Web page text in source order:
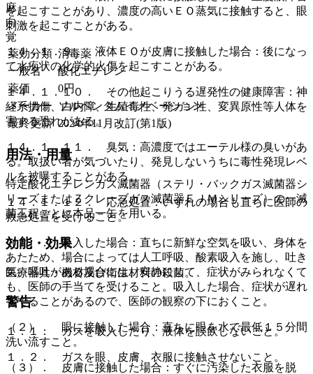
を起こすことがあり、濃度の高いＥＯ蒸気に接触すると、眼
刺激を起こすことがある。
１４．１．９． 液体ＥＯが皮膚に接触した場合：後になっ
て水疱状の化学的火傷を起こすことがある。
１４．１．１０． その他起こりうる遅発性の健康障害：神
経系損傷、白内障、生殖毒性、発ガン性、変異原性等人体を
害する恐れがある。
１４．１．１１． 臭気：高濃度ではエーテル様の臭いがあ
る。取扱い者が気づいたり、発見しないうちに毒性発現レベ
ルを被曝することがある。
１４．１．１２． 応急処置：いずれの場合も直ちに医師の
救急処置を受けること。
（１）． 吸入した場合：直ちに新鮮な空気を吸い、身体を
あたため、場合によっては人工呼吸、酸素吸入を施し、吐き
気、嘔吐がある場合には、安静にして、症状がみられなくて
も、医師の手当てを受けること。吸入した場合、症状が遅れ
てでることがあるので、医師の観察の下におくこと。
（２）． 眼に接触した場合：直ちに眼を水で最低１５分間
洗い流すこと。
（３）． 皮膚に接触した場合：すぐに汚染した衣服を脱
麻
向
覚
薬効分類 消毒薬
一般名
酸化エチレン
薬価
0円
メーカー
ソルベンタムイノベーション
最終更新 2024年11月改訂(第1版)
用法・用量
特定酸化エチレンガス滅菌器（ステリ・バックガス滅菌器シ
リーズまたはＺクレーブガス滅菌器ＥＪＭシリーズ）の一滅
菌工程ごとに本品一缶を用いる。
効能・効果
医療器具・機材及び衛生材料の殺菌。
警告
１．１． ガスを吸入したり、液体を誤飲しないこと。
１．２． ガスを眼、皮膚、衣服に接触させないこと。